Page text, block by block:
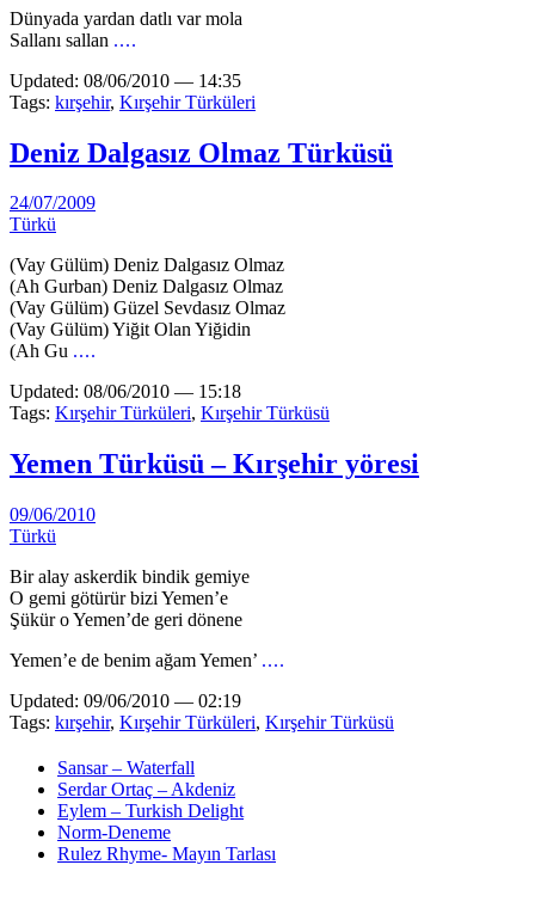
Dünyada yardan datlı var mola
Sallanı sallan ....
Updated: 08/06/2010 — 14:35
Tags: kırşehir, Kırşehir Türküleri
Deniz Dalgasız Olmaz Türküsü
24/07/2009
Türkü
(Vay Gülüm) Deniz Dalgasız Olmaz
(Ah Gurban) Deniz Dalgasız Olmaz
(Vay Gülüm) Güzel Sevdasız Olmaz
(Vay Gülüm) Yiğit Olan Yiğidin
(Ah Gu ....
Updated: 08/06/2010 — 15:18
Tags: Kırşehir Türküleri, Kırşehir Türküsü
Yemen Türküsü – Kırşehir yöresi
09/06/2010
Türkü
Bir alay askerdik bindik gemiye
O gemi götürür bizi Yemen’e
Şükür o Yemen’de geri dönene
Yemen’e de benim ağam Yemen’ ....
Updated: 09/06/2010 — 02:19
Tags: kırşehir, Kırşehir Türküleri, Kırşehir Türküsü
Sansar – Waterfall
Serdar Ortaç – Akdeniz
Eylem – Turkish Delight
Norm-Deneme
Rulez Rhyme- Mayın Tarlası